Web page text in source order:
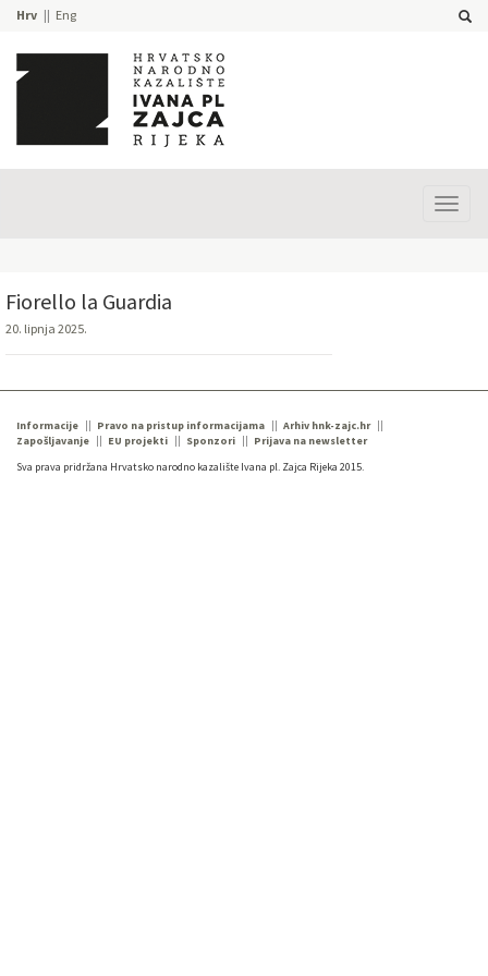
Hrv Eng
Fiorello la Guardia
20. lipnja 2025.
Informacije Pravo na pristup informacijama
Arhiv hnk-zajc.hr
Zapošljavanje
EU projekti Sponzori
Prijava na newsletter
Sva prava pridržana Hrvatsko narodno kazalište Ivana pl. Zajca Rijeka 2015.